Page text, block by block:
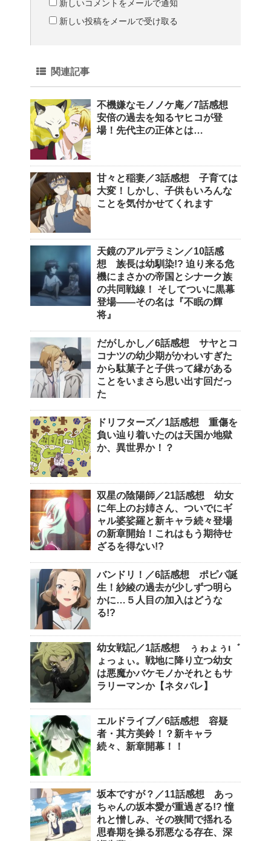
新しいコメントをメールで通知
新しい投稿をメールで受け取る
関連記事
不機嫌なモノノケ庵／7話感想
安倍の過去を知るヤヒコが登
場！先代主の正体とは…
甘々と稲妻／3話感想 子育ては
大変！しかし、子供もいろんな
ことを気付かせてくれます
天鏡のアルデラミン／10話感
想 族長は幼馴染!? 迫り来る危
機にまさかの帝国とシナーク族
の共同戦線！ そしてついに黒幕
登場――その名は『不眠の輝
将』
だがしかし／6話感想 サヤとコ
コナツの幼少期がかわいすぎた
から駄菓子と子供って縁がある
ことをいまさら思い出す回だっ
た
ドリフターズ／1話感想 重傷を
負い辿り着いたのは天国か地獄
か、異世界か！？
双星の陰陽師／21話感想 幼女
に年上のお姉さん、ついでにギ
ャル婆娑羅と新キャラ続々登場
の新章開始！これはもう期待せ
ざるを得ない!?
バンドリ！／6話感想 ポピパ誕
生！紗綾の過去が少しずつ明ら
かに…５人目の加入はどうな
る!?
幼女戦記／1話感想 ぅゎょぅι゛
ょっょぃ。戦地に降り立つ幼女
は悪魔かバケモノかそれともサ
ラリーマンか【ネタバレ】
エルドライブ／6話感想 容疑
者・其方美鈴！？新キャラ
続々、新章開幕！！
坂本ですが？／11話感想 あっ
ちゃんの坂本愛が重過ぎる!? 憧
れと憎しみ、その狭間で揺れる
思春期を操る邪悪なる存在、深